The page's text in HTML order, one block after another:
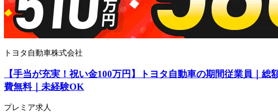
トヨタ自動車株式会社
【手当が充実！祝い金100万円】トヨタ自動車の期間従業員｜
費無料｜未経験OK
プレミア求人